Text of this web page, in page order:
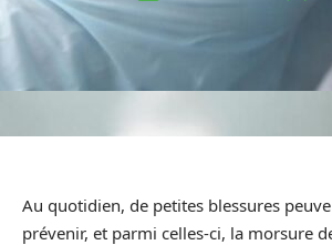
Au quotidien, de petites blessures
prévenir, et parmi celles-ci, la morsure